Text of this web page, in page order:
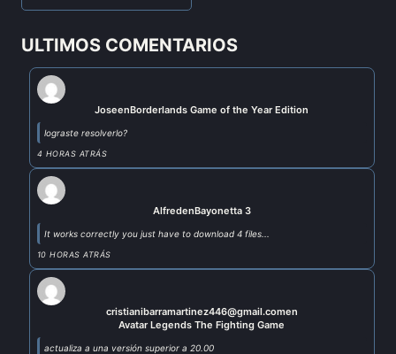
ULTIMOS COMENTARIOS
JoseenBorderlands Game of the Year Edition
lograste resolverlo?
4 HORAS ATRÁS
AlfredenBayonetta 3
It works correctly you just have to download 4 files...
10 HORAS ATRÁS
cristianibarramartinez446@gmail.comen
Avatar Legends The Fighting Game
actualiza a una versión superior a 20.00